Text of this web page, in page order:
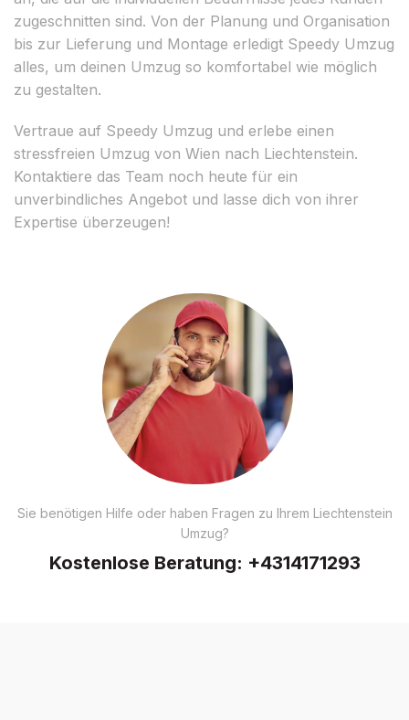
zugeschnitten sind. Von der Planung und Organisation
bis zur Lieferung und Montage erledigt Speedy Umzug
alles, um deinen Umzug so komfortabel wie möglich
zu gestalten.
Vertraue auf Speedy Umzug und erlebe einen
stressfreien Umzug von Wien nach Liechtenstein.
Kontaktiere das Team noch heute für ein
unverbindliches Angebot und lasse dich von ihrer
Expertise überzeugen!
Sie benötigen Hilfe oder haben Fragen zu Ihrem Liechtenstein
Umzug?
Kostenlose Beratung: +4314171293